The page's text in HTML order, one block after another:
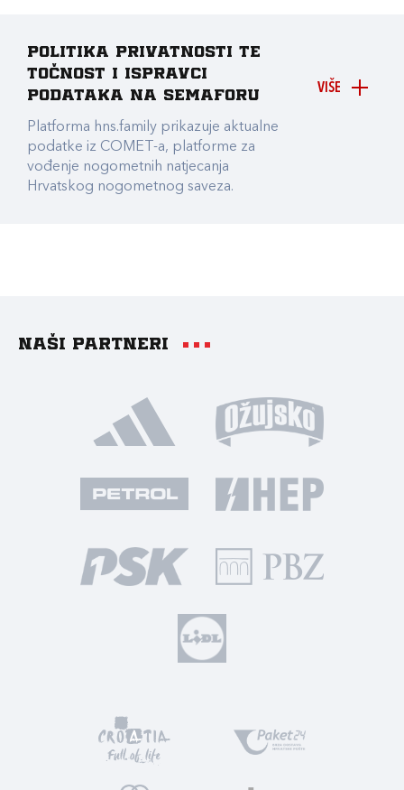
VIŠE
Politika privatnosti te
točnost i ispravci
podataka na Semaforu
Platforma hns.family prikazuje aktualne
podatke iz COMET-a, platforme za
vođenje nogometnih natjecanja
Hrvatskog nogometnog saveza.
Naši partneri